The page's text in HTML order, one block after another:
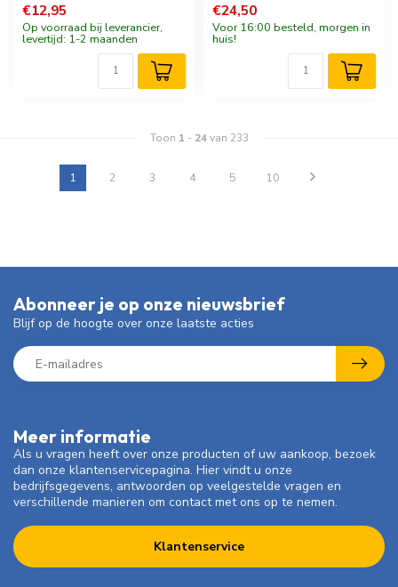
€12,95
Op voorraad bij leverancier,
levertijd: 1-2 maanden
€24,50
Voor 16:00 besteld, morgen in
huis!
Toon 1 - 24van 233
1 2 3 4 5 10
Meer informatie
Als u vragen heeft over onze producten of uw aankoop, bezoek
dan onze klantenservicepagina. Hier vindt u onze
bedrijfsgegevens, antwoorden op veelgestelde vragen en
verschillende manieren om contact met ons op te nemen.
Klantenservice
Abonneer je op onze nieuwsbrief
Blijf op de hoogte over onze laatste acties